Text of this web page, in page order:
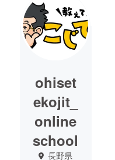
ohiset
ekojit_
online
school
長野県